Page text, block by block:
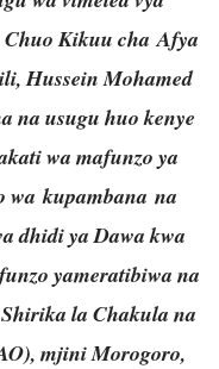
Kikuu cha Afya
Hussein Mohamed
na usugu huo kenye
wa mafunzo ya
wa kupambana na
dhidi ya Dawa kwa
yameratibiwa na
la Chakula na
mjini Morogoro,